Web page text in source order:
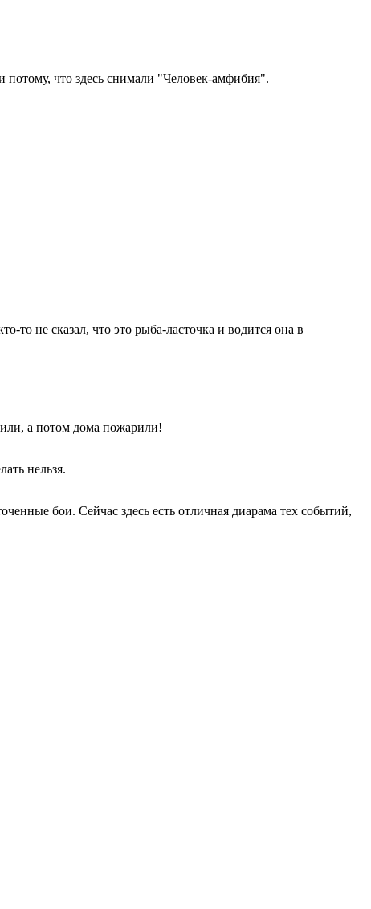
потому, что здесь снимали "Человек-амфибия".
не сказал, что это рыба-ласточка и водится она в
а потом дома пожарили!
нельзя.
бои. Сейчас здесь есть отличная диарама тех событий,